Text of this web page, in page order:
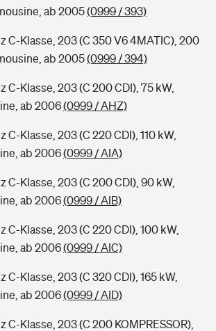
ab 2005(0999 / 393)
C-Klasse, 203 (C 350 V6 4MATIC), 200
ab 2005(0999 / 394)
C-Klasse, 203 (C 200 CDI), 75 kW,
ab 2006(0999 / AHZ)
C-Klasse, 203 (C 220 CDI), 110 kW,
ab 2006(0999 / AIA)
C-Klasse, 203 (C 200 CDI), 90 kW,
ab 2006(0999 / AIB)
C-Klasse, 203 (C 220 CDI), 100 kW,
ab 2006(0999 / AIC)
C-Klasse, 203 (C 320 CDI), 165 kW,
ab 2006(0999 / AID)
C-Klasse, 203 (C 200 KOMPRESSOR),